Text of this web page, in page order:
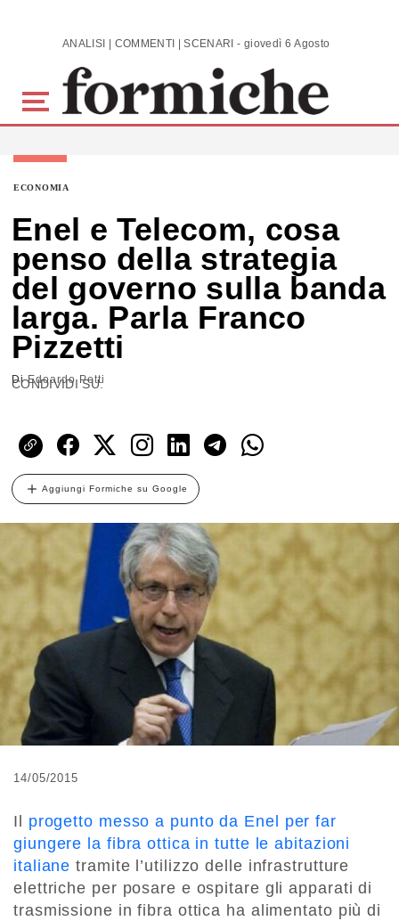
Skip to main content ANALISI | COMMENTI | SCENARI - giovedì 6 Agosto 2026
ECONOMIA
Enel e Telecom, cosa
penso della strategia
del governo sulla banda
larga. Parla Franco
Pizzetti
DiEdoardo Petti
CONDIVIDI SU:
Aggiungi Formiche su Google
14/05/2015
Il progetto messo a punto da Enel per far
giungere la fibra ottica in tutte le abitazioni
italiane tramite l’utilizzo delle infrastrutture
elettriche per posare e ospitare gli apparati di
trasmissione in fibra ottica ha alimentato più di